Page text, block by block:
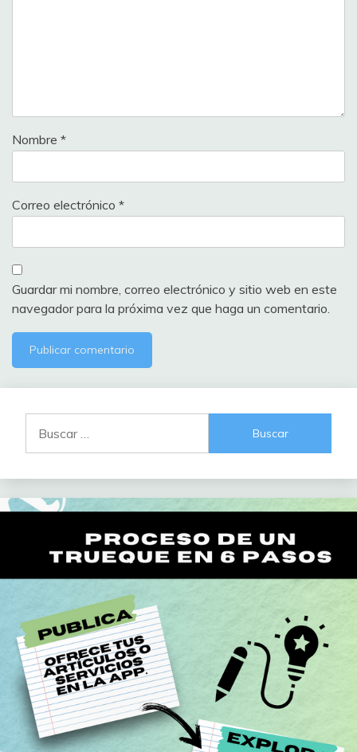
Nombre *
Correo electrónico *
Guardar mi nombre, correo electrónico y sitio web en este
navegador para la próxima vez que haga un comentario.